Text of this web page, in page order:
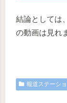
結論としては
の動画は見れ
報道ステーシ